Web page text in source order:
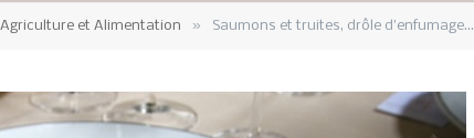
Agriculture et Alimentation » Saumons et truites, drôle d’enfumage…